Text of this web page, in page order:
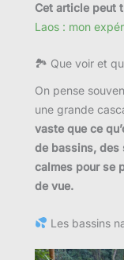
Cet article peut
Laos : mon
🏞 Que voir et
On pense
une grande
vaste que ce
de bassins, des
calmes pour se
de vue.
Les bassins